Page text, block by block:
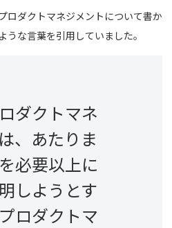
ロダクトマネジメントについて書か
うな言葉を引用していました。
ダクトマネ
、あたりま
必要以上に
しようとす
ロダクトマ